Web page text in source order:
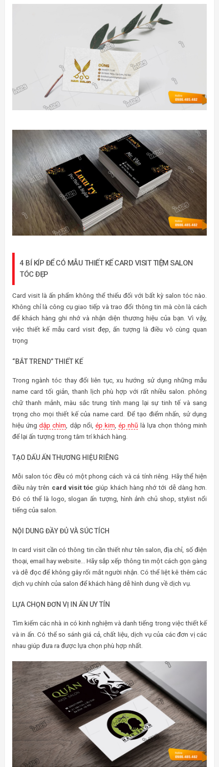
4 BÍ KÍP ĐỂ CÓ MẪU THIẾT KẾ CARD VISIT TIỆM SALON
TÓC ĐẸP
Card visit là ấn phẩm không thể thiếu đối với bất kỳ salon tóc nào.
Không chỉ là công cụ giao tiếp và trao đổi thông tin mà còn là cách
để khách hàng ghi nhớ và nhận diện thương hiệu của bạn. Vì vậy,
việc thiết kế mẫu card visit đẹp, ấn tượng là điều vô cùng quan
trọng
“BẮT TREND” THIẾT KẾ
Trong ngành tóc thay đổi liên tục, xu hướng sử dụng những mẫu
name card tối giản, thanh lịch phù hợp với rất nhiều salon. phông
chữ thanh mảnh, màu sắc trung tính mang lại sự tinh tế và sang
trọng cho mọi thiết kế của name card. Để tạo điểm nhấn, sử dụng
hiệu ứngdập chìm, dập nổi, ép kim,ép nhũ là lựa chọn thông minh
để lại ấn tượng trong tâm trí khách hàng.
TẠO DẤU ẤN THƯƠNG HIỆU RIÊNG
Mỗi salon tóc đều có một phong cách và cá tính riêng. Hãy thể hiện
điều này trên card visit tóc giúp khách hàng nhớ tới dễ dàng hơn.
Đó có thể là logo, slogan ấn tượng, hình ảnh chủ shop, stylist nổi
tiếng của salon.
NỘI DUNG ĐẦY ĐỦ VÀ SÚC TÍCH
In card visit cần có thông tin cần thiết như tên salon, địa chỉ, số điện
thoại, email hay website… Hãy sắp xếp thông tin một cách gọn gàng
và dễ đọc để không gây rối mắt người nhận. Có thể liệt kê thêm các
dịch vụ chính của salon để khách hàng dễ hình dung về dịch vụ.
LỰA CHỌN ĐƠN VỊ IN ẤN UY TÍN
Tìm kiếm các nhà in có kinh nghiệm và danh tiếng trong việc thiết kế
và in ấn. Có thể so sánh giá cả, chất liệu, dịch vụ của các đơn vị các
nhau giúp đưa ra được lựa chọn phù hợp nhất.